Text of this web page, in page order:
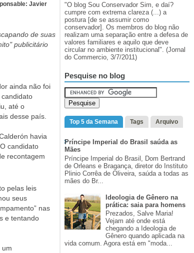
Javier
de suas
publicitário
ainda não foi
até o
desse país.
havia
candidato
recontagem
pelas leis
seus
nas
e tentando
um
"O blog Sou Conservador Sim, e daí?
cumpre com extrema clareza (...) a
postura [de se assumir como
conservador]. Os membros do blog não
realizam uma separação entre a defesa de
valores familiares e aquilo que deve
circular no ambiente institucional". (Jornal
do Commercio, 3/7/2011)
Pesquise no blog
Top 5 da Semana Tags Arquivo
Príncipe Imperial do Brasil saúda as
Mães
Príncipe Imperial do Brasil, Dom Bertrand
de Orleans e Bragança, diretor do Instituto
Plinio Corrêa de Oliveira, saúda a todas as
mães do Br...
Ideologia de Gênero na
prática: saia para homens
​Prezados, Salve Maria!
Vejam até onde está
chegando a Ideologia de
Gênero quando aplicada na
vida comum. Agora está em "moda...